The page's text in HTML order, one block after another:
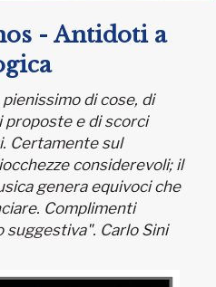
- Antidoti a
di cose, di
e di scorci
Certamente sul
considerevoli; il
genera equivoci che
Complimenti
suggestiva". Carlo Sini